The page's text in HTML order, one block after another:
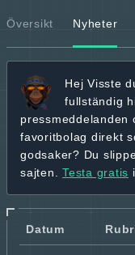
Översikt Nyheter
Hej Visste
fullständig
pressmeddelanden
favoritbolag direkt
godsaker? Du
sajten. Testa gratis
Datum